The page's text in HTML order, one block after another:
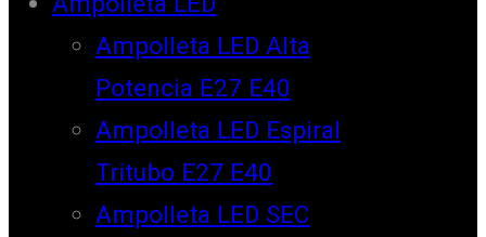
Ampolleta LED Alta
Potencia E27 E40
Ampolleta LED Espiral
Tritubo E27 E40
Ampolleta LED SEC